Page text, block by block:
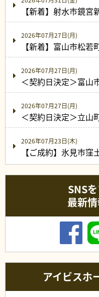
【新着】射水市鏡
2026年07月27日(月)
【新着】富山市松若
2026年07月27日(月)
＜契約日決定＞富山
2026年07月27日(月)
＜契約日決定＞立山
2026年07月23日(木)
【ご成約】氷見市窪
SNS
最新
アイビスホ